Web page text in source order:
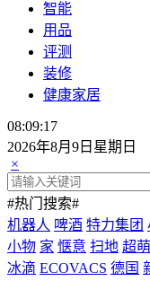
智能
用品
评测
装修
健康家居
08:09:18
2026年8月9日星期日
×
#热门搜索#
机器人 啤酒 特力集团
小物 家 惬意 扫地 超萌
冰滴 ECOVACS 德国